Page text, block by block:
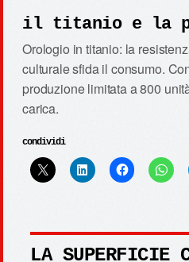
il titanio e la
Orologio in titanio: la
culturale sfida il consumo.
produzione limitata a 800
carica.
condividi
LA SUPERFICIE